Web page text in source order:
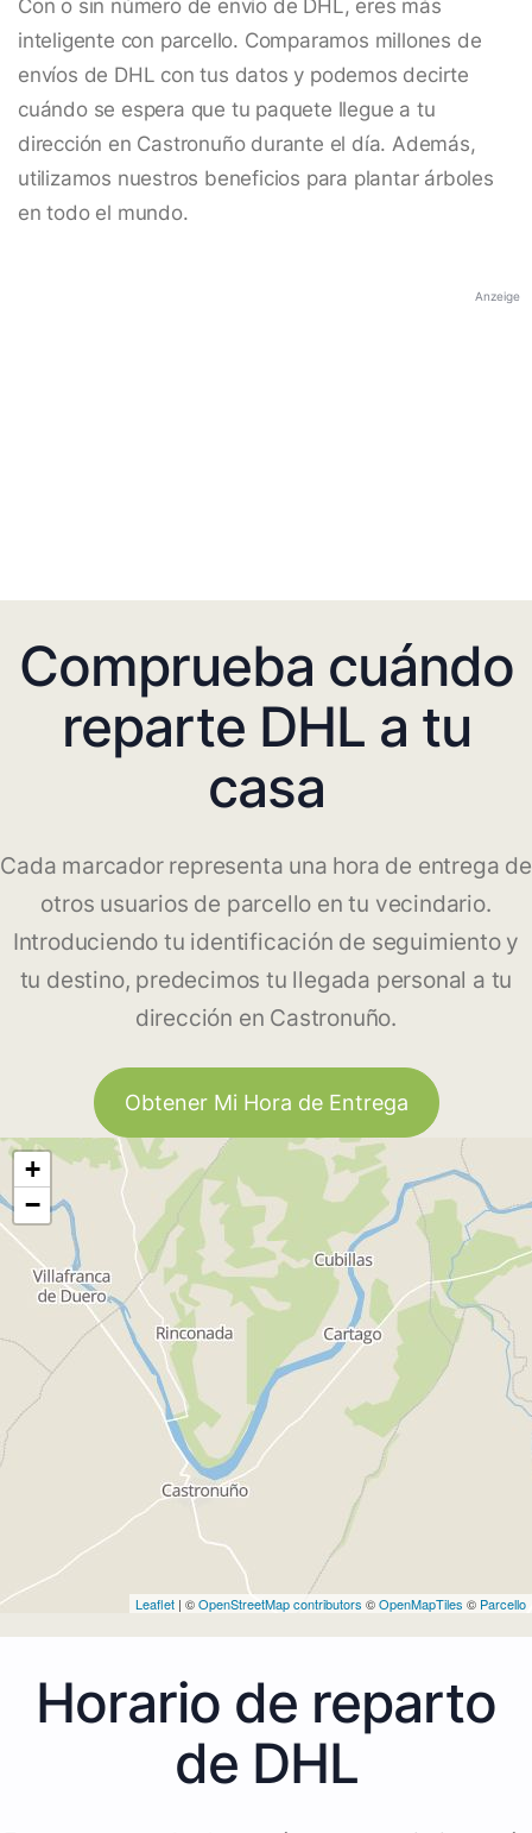
Con o sin número de envío de DHL, eres más
inteligente con parcello. Comparamos millones de
envíos de DHL con tus datos y podemos decirte
cuándo se espera que tu paquete llegue a tu
dirección en Castronuño durante el día. Además,
utilizamos nuestros beneficios para plantar árboles
en todo el mundo.
Anzeige
Comprueba cuándo
reparte DHL a tu
casa
Cada marcador representa una hora de entrega de
otros usuarios de parcello en tu vecindario.
Introduciendo tu identificación de seguimiento y
tu destino, predecimos tu llegada personal a tu
dirección en Castronuño.
Obtener Mi Hora de Entrega
+
−
Leaflet | ©OpenStreetMap contributors ©OpenMapTiles © Parcello
Horario de reparto
de DHL